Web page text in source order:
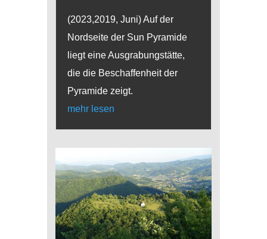
(2023,2019, Juni) Auf der
Nordseite der Sun Pyramide
liegt eine Ausgrabungstätte,
die die Beschaffenheit der
Pyramide zeigt.
mehr lesen